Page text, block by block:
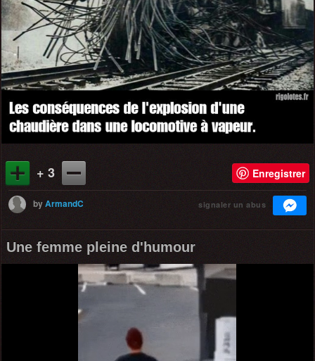
+ 3 Enregistrer
byArmandC signaler un abus
Une femme pleine d'humour